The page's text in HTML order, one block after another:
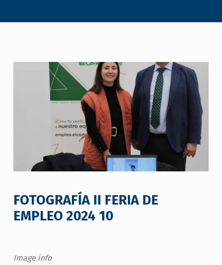
FOTOGRAFÍA II FERIA DE
EMPLEO 2024 10
Image info